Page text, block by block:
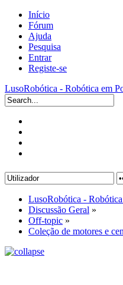
Início
Fórum
Ajuda
Pesquisa
Entrar
Registe-se
LusoRobótica - Robótica em
LusoRobótica -
Discussão Geral »
Off-topic »
Coleção de motores e